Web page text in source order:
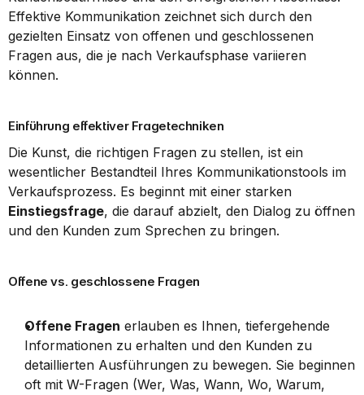
Effektive Kommunikation zeichnet sich durch den
gezielten Einsatz von offenen und geschlossenen
Fragen aus, die je nach Verkaufsphase variieren
können.
Einführung effektiver Fragetechniken
Die Kunst, die richtigen Fragen zu stellen, ist ein
wesentlicher Bestandteil Ihres Kommunikationstools im
Einstiegsfrage, die darauf abzielt, den Dialog zu öffnen
und den Kunden zum Sprechen zu bringen.
Offene vs. geschlossene Fragen
Offene Fragen erlauben es Ihnen, tiefergehende
Informationen zu erhalten und den Kunden zu
detaillierten Ausführungen zu bewegen. Sie beginnen
oft mit W-Fragen (Wer, Was, Wann, Wo, Warum,